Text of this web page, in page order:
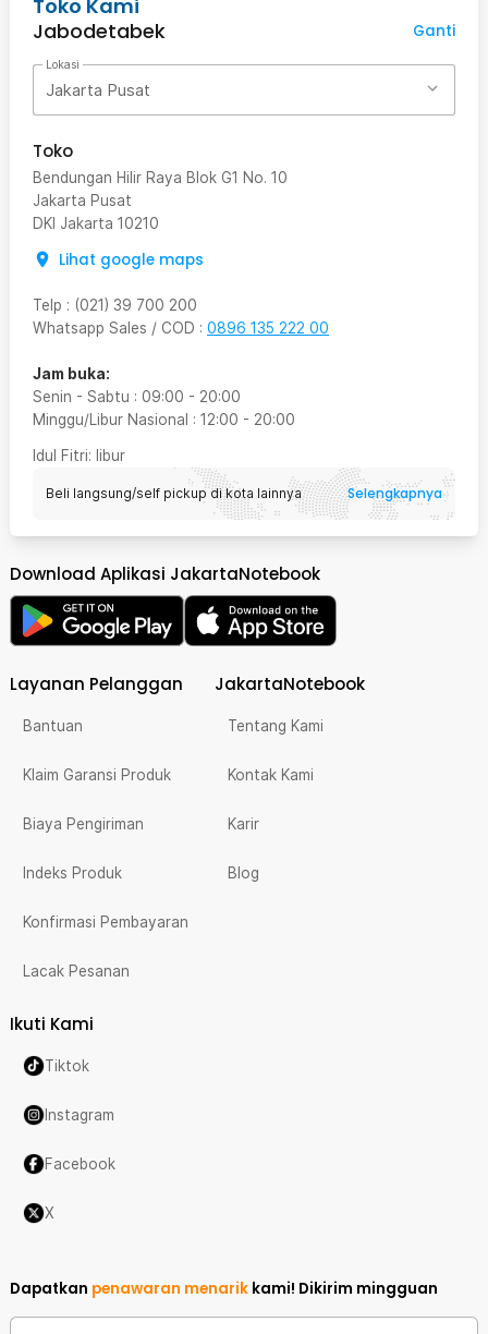
Toko Kami
Jabodetabek
Ganti
Lokasi
Jakarta Pusat
Toko
Bendungan Hilir Raya Blok G1 No. 10
Jakarta Pusat
DKI Jakarta 10210
Lihat google maps
Telp : (021) 39 700 200
Whatsapp Sales / COD : 0896 135 222 00
Jam buka:
Senin - Sabtu : 09:00 - 20:00
Minggu/Libur Nasional : 12:00 - 20:00
Idul Fitri: libur
Beli langsung/self pickup di kota lainnya Selengkapnya
Download Aplikasi JakartaNotebook
Layanan Pelanggan
Bantuan
Klaim Garansi Produk
Biaya Pengiriman
Indeks Produk
Konfirmasi Pembayaran
Lacak Pesanan
JakartaNotebook
Tentang Kami
Kontak Kami
Karir
Blog
Ikuti Kami
Tiktok
Instagram
Facebook
X
Dapatkan penawaran menarik kami! Dikirim mingguan